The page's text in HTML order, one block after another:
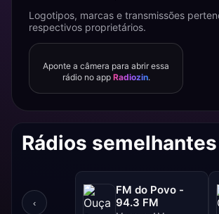
Logotipos, marcas e transmissões
respectivos proprietários.
Aponte a câmera para abrir essa
rádio no app Radiozin.
Rádios semelhantes
‹
FM do Povo -
94.3 FM